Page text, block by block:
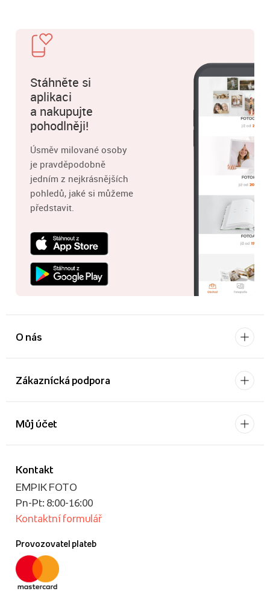
Stáhněte si
aplikaci
a nakupujte
pohodlněji!
Úsměv milované osoby
je pravděpodobně
jedním z nejkrásnějších
pohledů, jaké si můžeme
představit.
O nás
Zákaznícká podpora
Kontakt
EMPIK FOTO
Pn-Pt: 8:00-16:00
Kontaktní formulář
Provozovatel plateb
Můj účet